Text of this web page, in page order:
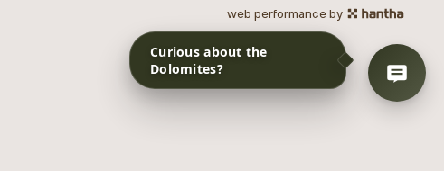
web performance by